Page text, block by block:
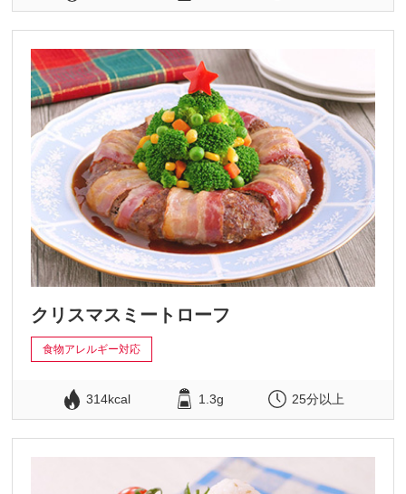
クリスマスミートローフ
食物アレルギー対応
314kcal 1.3g 25分以上